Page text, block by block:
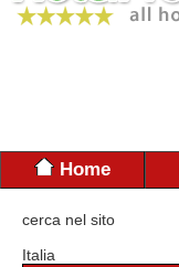
Home
cerca nel sito
Italia